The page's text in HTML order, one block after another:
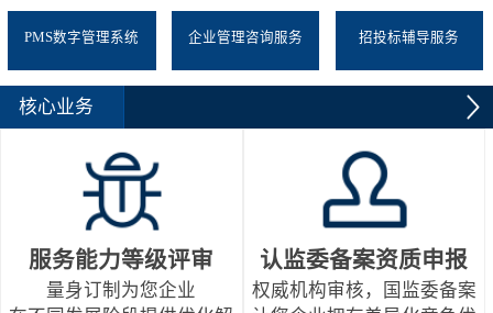
PMS数字管理系统 企业管理咨询服务 招投标辅导服务
核心业务
服务能力等级评审
量身订制为您企业
认监委备案资质申报
权威机构审核，国监委备案